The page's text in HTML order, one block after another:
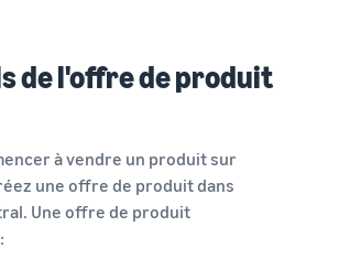
de l'offre de produit
à vendre un produit sur
une offre de produit dans
Une offre de produit